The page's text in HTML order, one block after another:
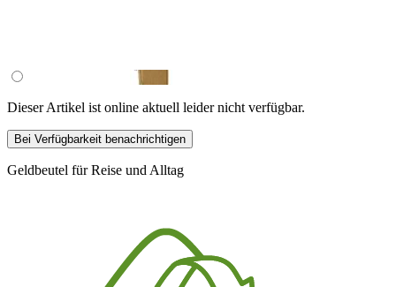
Dieser Artikel ist online aktuell leider nicht verfügbar.
Bei Verfügbarkeit benachrichtigen
Geldbeutel für Reise und Alltag